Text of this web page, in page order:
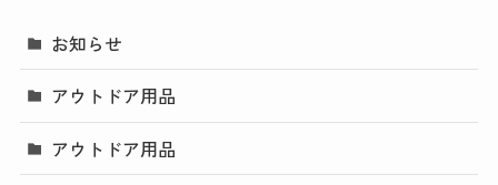
お知らせ
アウトドア用品
アウトドア用品